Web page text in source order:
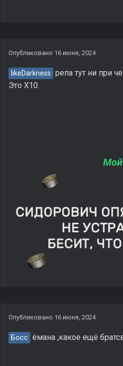
Опубликовано 16 июня, 2024
likeDarkness репа тут ни при
Это Х10.
Опубликовано 16 июня, 2024
Босс ёмана ,какое ещё